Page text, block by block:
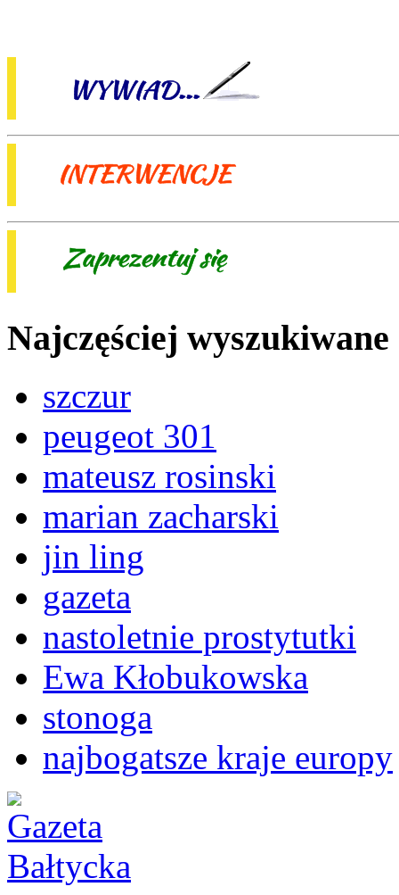
Najczęściej wyszukiwane
szczur
peugeot 301
mateusz rosinski
marian zacharski
jin ling
gazeta
nastoletnie prostytutki
Ewa Kłobukowska
stonoga
najbogatsze kraje europy